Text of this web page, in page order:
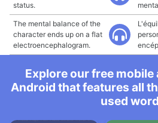
status.
The mental balance of the
character ends up on a flat
electroencephalogram.
Explore our free mobile
Android that features all
used